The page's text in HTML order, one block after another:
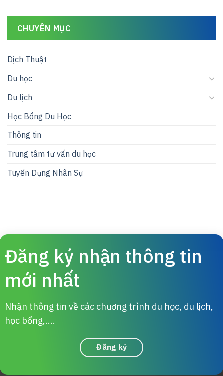
CHUYÊN MỤC
Dịch Thuật
Du học
Du lịch
Học Bổng Du Học
Thông tin
Trung tâm tư vấn du học
Tuyển Dụng Nhân Sự
Đăng ký nhận thông tin
mới nhất
Nhận thông tin về các chương trình du học, du lịch,
học bổng,....
Đăng ký